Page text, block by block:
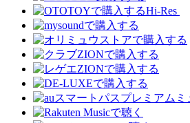
Hi-Res